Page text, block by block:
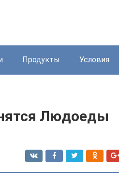
Продукты Условия
Людоеды